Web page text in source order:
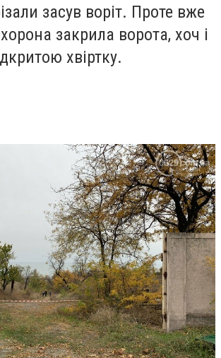
засув воріт. Проте вже
закрила ворота, хоч і
хвіртку.